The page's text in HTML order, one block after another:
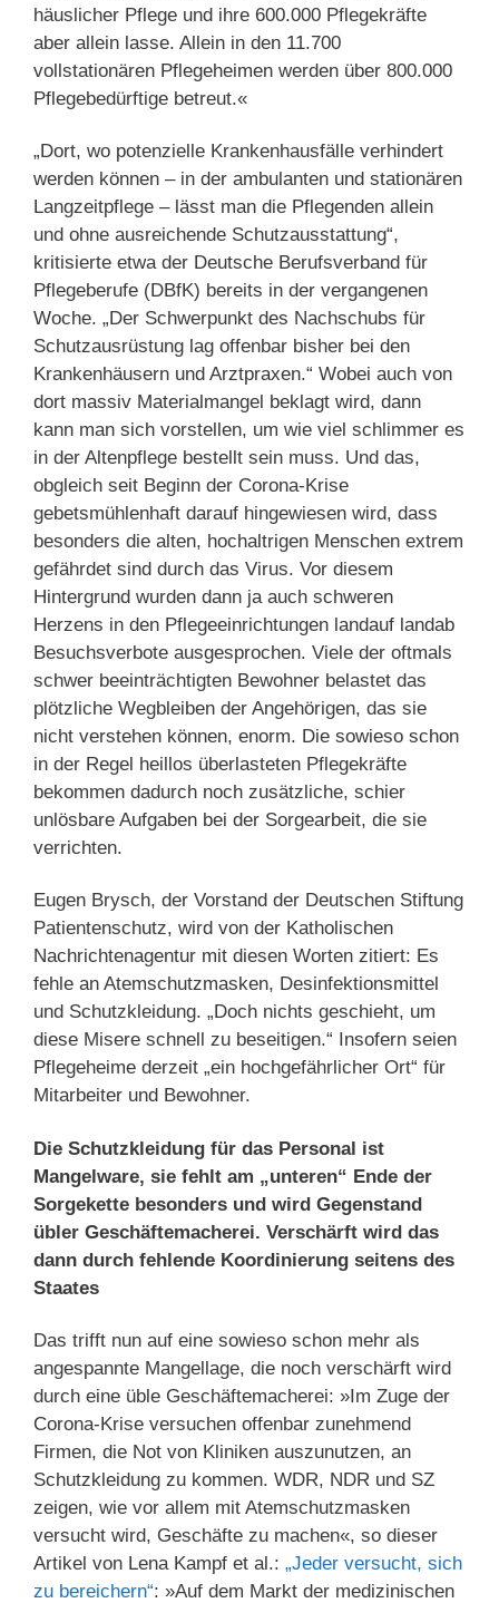
häuslicher Pflege und ihre 600.000 Pflegekräfte
aber allein lasse. Allein in den 11.700
vollstationären Pflegeheimen werden über 800.000
Pflegebedürftige betreut.«
„Dort, wo potenzielle Krankenhausfälle verhindert
werden können – in der ambulanten und stationären
Langzeitpflege – lässt man die Pflegenden allein
und ohne ausreichende Schutzausstattung“,
kritisierte etwa der Deutsche Berufsverband für
Pflegeberufe (DBfK) bereits in der vergangenen
Woche. „Der Schwerpunkt des Nachschubs für
Schutzausrüstung lag offenbar bisher bei den
Krankenhäusern und Arztpraxen.“ Wobei auch von
dort massiv Materialmangel beklagt wird, dann
kann man sich vorstellen, um wie viel schlimmer es
in der Altenpflege bestellt sein muss. Und das,
obgleich seit Beginn der Corona-Krise
gebetsmühlenhaft darauf hingewiesen wird, dass
besonders die alten, hochaltrigen Menschen extrem
gefährdet sind durch das Virus. Vor diesem
Hintergrund wurden dann ja auch schweren
Herzens in den Pflegeeinrichtungen landauf landab
Besuchsverbote ausgesprochen. Viele der oftmals
schwer beeinträchtigten Bewohner belastet das
plötzliche Wegbleiben der Angehörigen, das sie
nicht verstehen können, enorm. Die sowieso schon
in der Regel heillos überlasteten Pflegekräfte
bekommen dadurch noch zusätzliche, schier
unlösbare Aufgaben bei der Sorgearbeit, die sie
verrichten.
Eugen Brysch, der Vorstand der Deutschen Stiftung
Patientenschutz, wird von der Katholischen
Nachrichtenagentur mit diesen Worten zitiert: Es
fehle an Atemschutzmasken, Desinfektionsmittel
und Schutzkleidung. „Doch nichts geschieht, um
diese Misere schnell zu beseitigen.“ Insofern seien
Pflegeheime derzeit „ein hochgefährlicher Ort“ für
Mitarbeiter und Bewohner.
Die Schutzkleidung für das Personal ist
Mangelware, sie fehlt am „unteren“ Ende der
Sorgekette besonders und wird Gegenstand
übler Geschäftemacherei. Verschärft wird das
dann durch fehlende Koordinierung seitens des
Staates
Das trifft nun auf eine sowieso schon mehr als
angespannte Mangellage, die noch verschärft wird
durch eine üble Geschäftemacherei: »Im Zuge der
Corona-Krise versuchen offenbar zunehmend
Firmen, die Not von Kliniken auszunutzen, an
Schutzkleidung zu kommen. WDR, NDR und SZ
zeigen, wie vor allem mit Atemschutzmasken
versucht wird, Geschäfte zu machen«, so dieser
Artikel von Lena Kampf et al.: „Jeder versucht, sich
zu bereichern“: »Auf dem Markt der medizinischen